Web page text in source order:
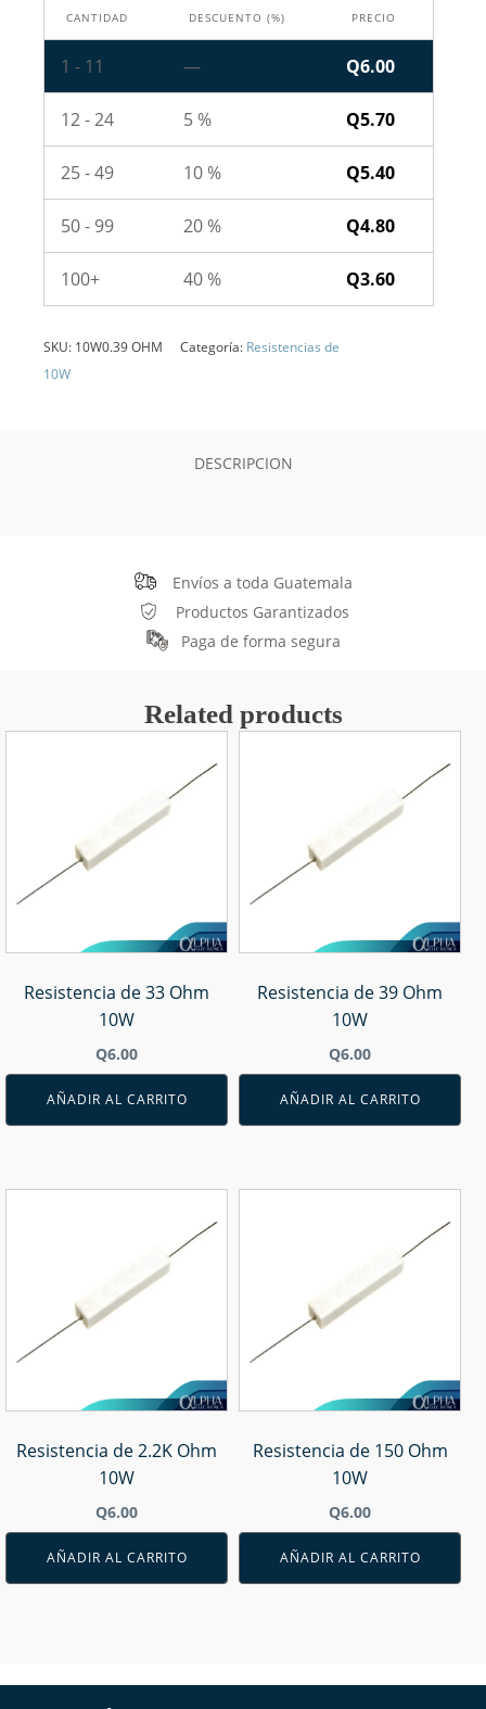
CANTIDAD DESCUENTO (%) PRECIO
1 - 11 — Q6.00
12 - 24 5 % Q5.70
25 - 49 10 % Q5.40
50 - 99 20 % Q4.80
100+ 40 % Q3.60
SKU: 10W0.39 OHM Categoría: Resistencias de
10W
DESCRIPCION
Envíos a toda Guatemala
Productos Garantizados
Paga de forma segura
Related products
Resistencia de 33 Ohm
10W
Q6.00
AÑADIR AL CARRITO
Resistencia de 39 Ohm
10W
Q6.00
AÑADIR AL CARRITO
Resistencia de 2.2K Ohm
10W
Q6.00
AÑADIR AL CARRITO
Resistencia de 150 Ohm
10W
Q6.00
AÑADIR AL CARRITO